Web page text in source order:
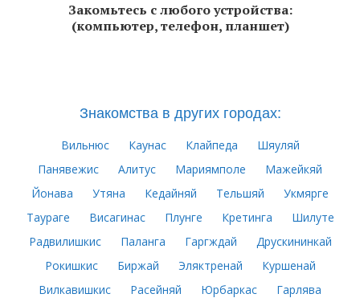
Закомьтесь с любого устройства:
(компьютер, телефон, планшет)
Знакомства в других городах:
Вильнюс Каунас Клайпеда
Шяуляй
Панявежис
Алитус Мариямполе
Мажейкяй
Йонава
Утяна Кедайняй Тельшяй
Укмярге
Таураге
Висагинас Плунге Кретинга
Шилуте
Радвилишкис
Паланга Гаргждай
Друскининкай
Рокишкис
Биржай Эляктренай
Куршенай
Вилкавишкис
Расейняй Юрбаркас
Гарлява